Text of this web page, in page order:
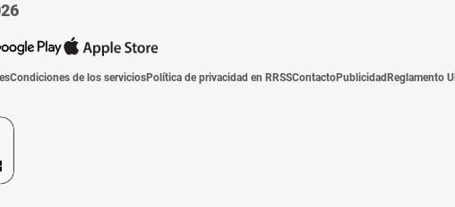
Condiciones de los serviciosPolítica de privacidad en RRSSContactoPublicidadReglamento